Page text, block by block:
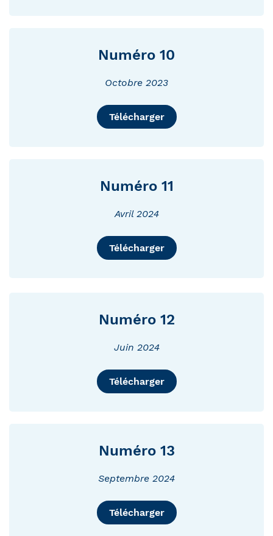
Numéro 10
Octobre 2023
Télécharger
Numéro 11
Avril 2024
Télécharger
Numéro 12
Juin 2024
Télécharger
Numéro 13
Septembre 2024
Télécharger